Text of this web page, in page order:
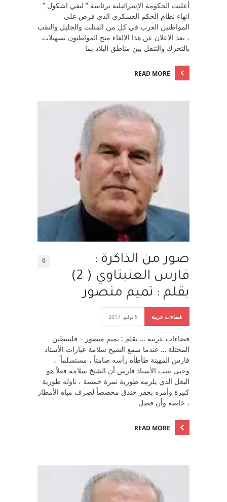
أعلنت الحكومة الإسرائيلية برئاسة ” ليفي اشكول ”
انهاء نظام الحكم العسكري الذي فرض على
المواطنين العرب في كل من المثلث والجليل والنقب
، بعد الإعلان عن هذا الإلغاء منح المواطنون تسهيلات
بالتحرك والتنقل بين مناطق البلاد بما
READ MORE
صور من الذاكرة :
فارس العنبتاوي ( 2)
بقلم : تميم منصور
0
فضاءات عربية 5 يوليو، 2017
فضاءات عربية … بقلم : تميم منصور – فلسطين
المحتلة … عندما سمع الشيخ سلامة عبارات الأستاذ
فارس المهينة طأطأه رأسه صامتاً ، مستسلماً ،
وحتى يثبت الأستاذ فارس أن الشيخ سلامة فعلاً هو
البغل الذي يلزمه طورية نمرة خمسة ، ناوله طورية
كبيرة وأمره بحفر خندق مخصصاً لصرف مياه الأمطار
، خاصة وأن فصل
READ MORE